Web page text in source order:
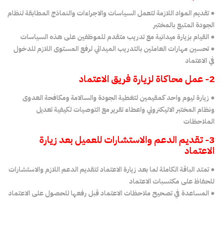
● تقديم المواد اللازمة لتعمل السياسات والاجراءات والنماذج المطابقة لنظام
الجودة المتبع بالمختبر
● القيام بزيارة ميدانية مع تدريب متقدم للموظفين على هذه السياسات
● تحسين مهارات العاملين بالتدريب الميداني لرفع المستوى اللازم للدخول
في الاعتماد
2- عمل محاكاة لزيارة فريق الاعتماد
● زيارة ليوم واحد كمقيمين لتغطية الجودة والسالامة ومكافحة العدوى
ونظام المختبر الاليكتروني واعطاء تقرير مع التوصيات لكيفية تعديل
الملاحظات
3- تقديم الدعم والاستشارات للعميل بعد زيارة
الاعتماد
● تمتد الباقة الكاملة لما بعد زيارة الاعتماد لتقديم الدعم اللازم والاستشارات
للحفاظ على مكتسبات الاعتماد
● المساعدة في تصحيح ملاحظات الاعتماد قبل رفعها للحصول على الاعتماد